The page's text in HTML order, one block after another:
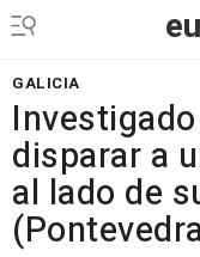
GALICIA
disparar a
al lado de